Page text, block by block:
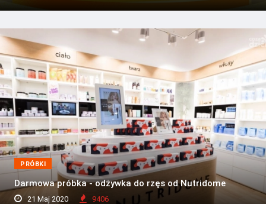
PRÓBKI
Darmowa próbka - odżywka do rzęs od Nutridome
21 Maj 2020 9406